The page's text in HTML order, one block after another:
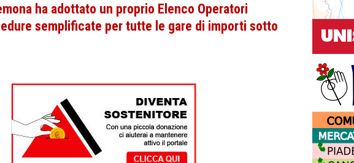
ha adottato un proprio Elenco Operatori
semplificate per tutte le gare di importi sotto